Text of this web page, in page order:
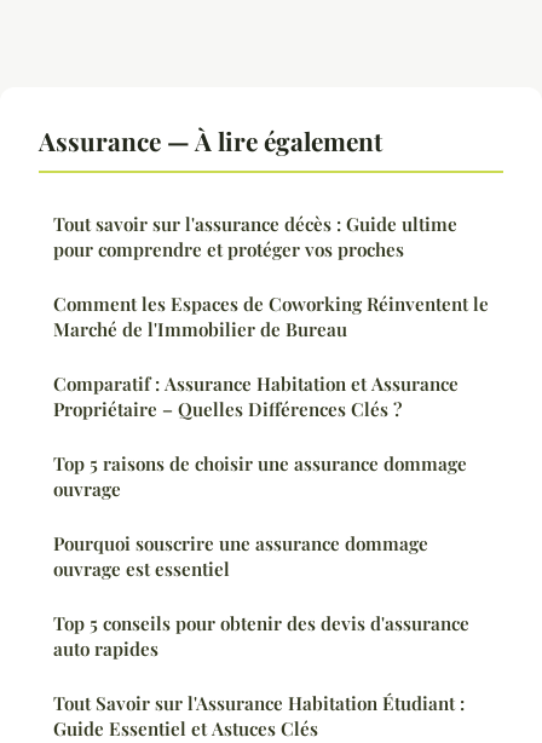
Assurance — À lire également
Tout savoir sur l'assurance décès : Guide ultime
pour comprendre et protéger vos proches
Comment les Espaces de Coworking Réinventent le
Marché de l'Immobilier de Bureau
Comparatif : Assurance Habitation et Assurance
Propriétaire – Quelles Différences Clés ?
Top 5 raisons de choisir une assurance dommage
ouvrage
Pourquoi souscrire une assurance dommage
ouvrage est essentiel
Top 5 conseils pour obtenir des devis d'assurance
auto rapides
Tout Savoir sur l'Assurance Habitation Étudiant :
Guide Essentiel et Astuces Clés